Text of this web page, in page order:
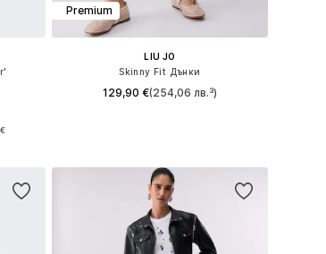
Premium
LIU JO
Skinny Fit Дънки
129,90 €(254,06 лв.³)